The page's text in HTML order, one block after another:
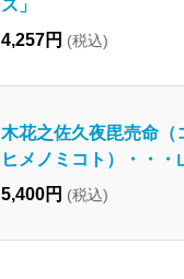
ス」
4,257円 (税込)
木花之佐久夜毘売命（
ヒメノミコト）・・・
5,400円 (税込)